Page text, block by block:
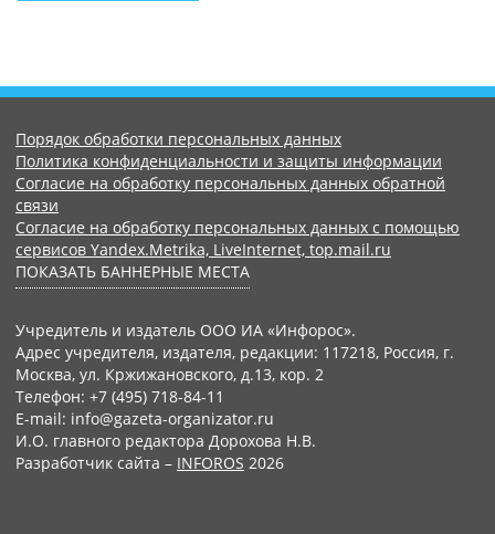
Порядок обработки персональных данных
Политика конфиденциальности и защиты информации
Согласие на обработку персональных данных обратной
связи
Согласие на обработку персональных данных с помощью
сервисов Yandex.Metrika, LiveInternet, top.mail.ru
ПОКАЗАТЬ БАННЕРНЫЕ МЕСТА
Учредитель и издатель ООО ИА «Инфорос».
Адрес учредителя, издателя, редакции: 117218, Россия, г.
Москва, ул. Кржижановского, д.13, кор. 2
Телефон: +7 (495) 718-84-11
E-mail: info@gazeta-organizator.ru
И.О. главного редактора Дорохова Н.В.
Разработчик сайта – INFOROS 2026